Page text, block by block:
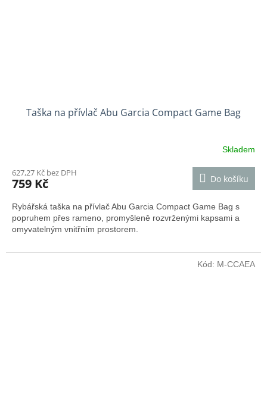
Taška na přívlač Abu Garcia Compact Game Bag
Skladem
627,27 Kč bez DPH
759 Kč Do košíku
Rybářská taška na přívlač Abu Garcia Compact Game Bag s
popruhem přes rameno, promyšleně rozvrženými kapsami a
omyvatelným vnitřním prostorem.
Kód: M-CCAEA